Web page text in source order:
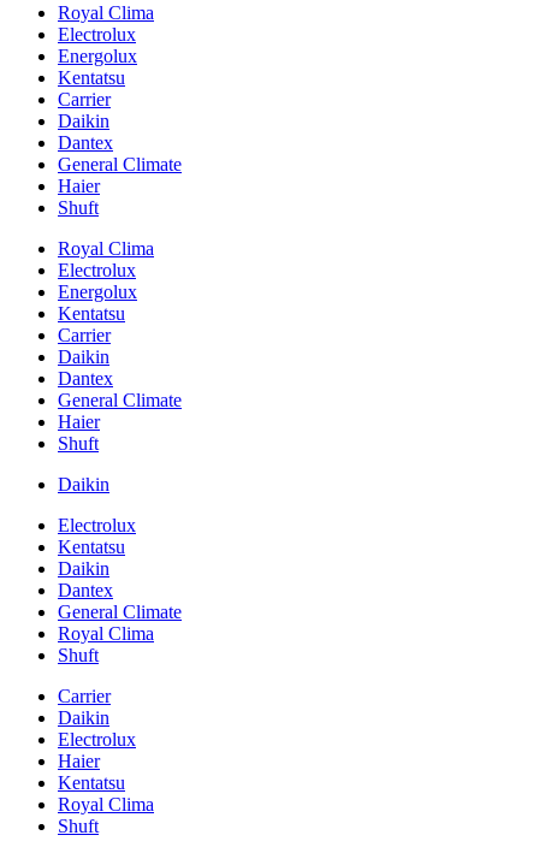
Royal Clima
Electrolux
Energolux
Kentatsu
Carrier
Daikin
Dantex
General Climate
Haier
Shuft
Royal Clima
Electrolux
Energolux
Kentatsu
Carrier
Daikin
Dantex
General Climate
Haier
Shuft
Daikin
Electrolux
Kentatsu
Daikin
Dantex
General Climate
Royal Clima
Shuft
Carrier
Daikin
Electrolux
Haier
Kentatsu
Royal Clima
Shuft